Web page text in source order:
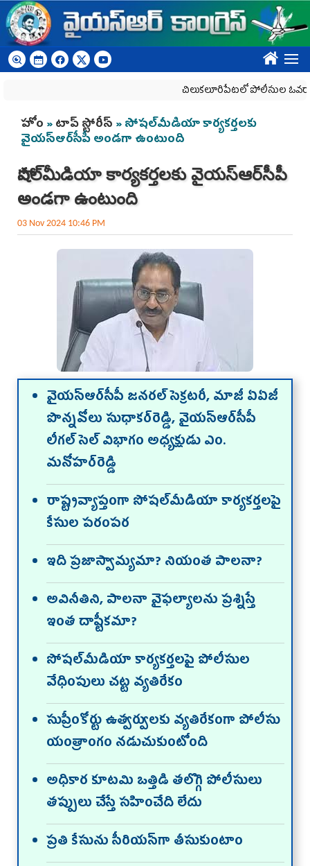
Skip to main content
????
చిలుక‌లూరిపేట‌లో పోలీసుల ఓవ‌రాక్ష‌న్‌
You are here
హోం »టాప్ స్టోరీస్ » సోషల్‌మీడియా కార్యకర్తలకు
వైయస్ఆర్‌సీపీ అండగా ఉంటుంది
సోషల్‌మీడియా కార్యకర్తలకు వైయస్ఆర్‌సీపీ
అండగా ఉంటుంది
03 Nov 2024 10:46 PM
వైయస్ఆర్‌సీపీ జనరల్‌ సెక్రటరీ, మాజీ ఏఏజీ
పొన్నవోలు సుధాకర్‌రెడ్డి, వైయస్ఆర్‌సీపీ
లీగల్‌ సెల్‌ విభాగం అధ్యక్షుడు ఎం.
మనోహర్‌రెడ్డి
రాష్ట్రవ్యాప్తంగా సోషల్‌మీడియా కార్యకర్తలపై
కేసుల పరంపర
ఇది ప్రజాస్వామ్యమా? నియంత పాలనా?
అవినీతిని, పాలనా వైఫల్యాలను ప్రశ్నిస్తే
ఇంత దాష్టీకమా?
సోషల్‌మీడియా కార్యకర్తలపై పోలీసుల
వేధింపులు చట్ట వ్యతిరేకం
సుప్రీంకోర్టు ఉత్వర్వులకు వ్యతిరేకంగా పోలీసు
యంత్రాంగం నడుచుకుంటోంది
అధికార కూటమి ఒత్తిడి తలొగ్గి పోలీసులు
తప్పులు చేస్తే సహించేది లేదు
ప్రతి కేసును సీరియస్‌గా తీసుకుంటాం